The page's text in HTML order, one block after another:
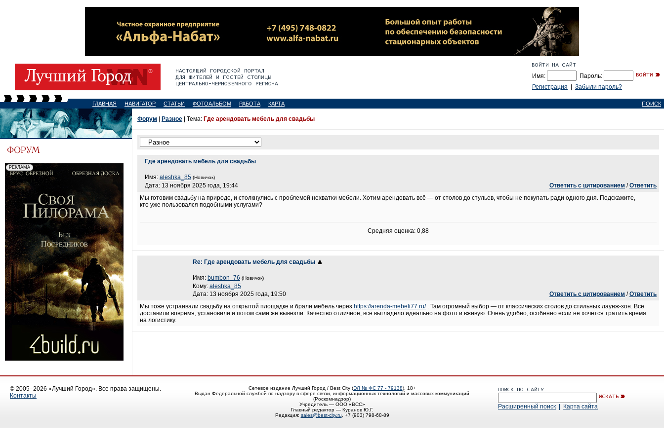
Имя:
Пароль:
Регистрация
Забыли пароль?
ГЛАВНАЯ НАВИГАТОР СТАТЬИ ФОТОАЛЬБОМ РАБОТА КАРТА ПОИСК
Форум Разное | Тема: Где арендовать мебель для свадьбы
Где арендовать мебель для свадьбы
Имя: aleshka_85 (Новичок)
Дата: 13 ноября 2025 года, 19:44 Ответить с цитированием /Ответить
Мы готовим свадьбу на природе, и столкнулись с проблемой нехватки мебели. Хотим арендовать всё — от столов до стульев, чтобы не покупать ради одного дня. Подскажите,
кто уже пользовался подобными услугами?
Средняя оценка: 0,88
Re: Где арендовать мебель для свадьбы
Имя: bumbon_76 (Новичок)
Кому: aleshka_85
Дата: 13 ноября 2025 года, 19:50
Ответить с цитированием /Ответить
Мы тоже устраивали свадьбу на открытой площадке и брали мебель через https://arenda-mebeli77.ru/. Там огромный выбор — от классических столов до стильных лаунж-зон. Всё
доставили вовремя, установили и потом сами же вывезли. Качество отличное, всё выглядело идеально на фото и вживую. Очень удобно, особенно если не хочется тратить время
на логистику.
© 2005–2026 «Лучший Город». Все права защищены.
Контакты
Сетевое издание Лучший Город / Best City (ЭЛ № ФС 77 - 79138), 18+
Выдан Федеральной службой по надзору в сфере связи, информационных технологий и массовых коммуникаций
(Роскомнадзор)
Учредитель — ООО «ВСС»
Главный редактор — Куранов Ю.Г.
Редакция: sales@best-city.ru , +7 (903) 798-68-89
Расширенный поиск Карта сайта